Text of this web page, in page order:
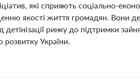
які сприяють соціально-
якості життя громадян. Вони
ринку до підтримки
України.